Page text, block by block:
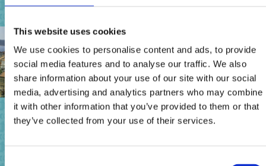
This website uses cookies
We use cookies to personalise content and ads, to provide
social media features and to analyse our traffic. We also
share information about your use of our site with our social
media, advertising and analytics partners who may combine
it with other information that you’ve provided to them or that
they’ve collected from your use of their services.
KONCERT ZBOROVA
UZ SVJETSKI DAN
GLAZBE
Mjesto:Mjesto: Jadranovo
FETTFISCH-MONAT